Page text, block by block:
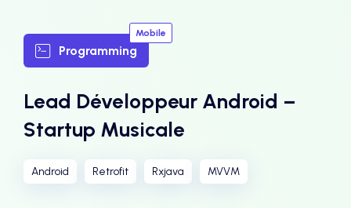
Programming
Mobile
Lead Développeur Android –
Startup Musicale
Android Retrofit Rxjava MVVM